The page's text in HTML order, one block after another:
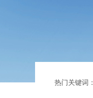
热门关键词：